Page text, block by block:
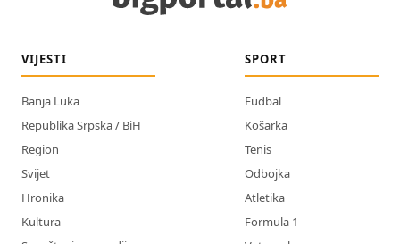
VIJESTI
Banja Luka
Republika Srpska / BiH
Region
Svijet
Hronika
Kultura
SPORT
Fudbal
Košarka
Tenis
Odbojka
Atletika
Formula 1